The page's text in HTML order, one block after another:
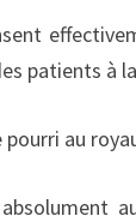
patients à
au